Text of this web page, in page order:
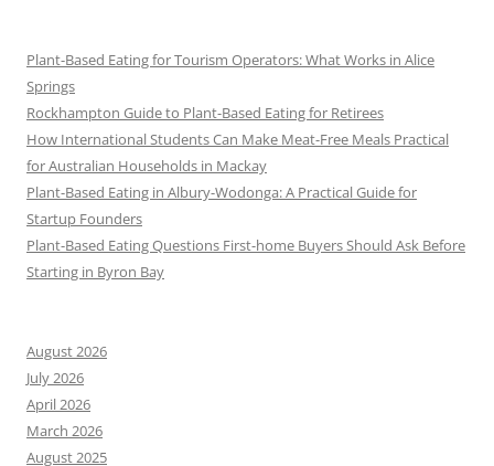
Plant-Based Eating for Tourism Operators: What Works in Alice
Springs
Rockhampton Guide to Plant-Based Eating for Retirees
How International Students Can Make Meat-Free Meals Practical
for Australian Households in Mackay
Plant-Based Eating in Albury-Wodonga: A Practical Guide for
Startup Founders
Plant-Based Eating Questions First-home Buyers Should Ask Before
Starting in Byron Bay
August 2026
July 2026
April 2026
March 2026
August 2025